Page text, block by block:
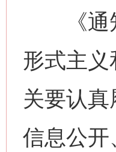
《通知
形式主
关要认
信息公开